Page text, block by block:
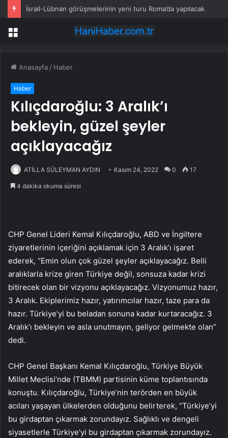
İsrail-Lübnan görüşmelerinin yeni turu Roma’da yapılacak
Menü
Anasayfa / Haber
Haber
Kılıçdaroğlu: 3 Aralık’ı
bekleyin, güzel şeyler
açıklayacağız
ATİLLA SÜLEYMAN AYDIN Kasım 24, 2022 0 17
4 dakika okuma süresi
CHP Genel Lideri Kemal Kılıçdaroğlu, ABD ve İngiltere
ziyaretlerinin içeriğini açıklamak için 3 Aralık’ı işaret
ederek, “Emin olun çok güzel şeyler açıklayacağız. Belli
aralıklarla krize giren Türkiye değil, sonsuza kadar krizi
bitirecek olan bir vizyonu açıklayacağız. Vizyonumuz hazır,
3 Aralık. Ekiplerimiz hazır, yatırımcılar hazır, taze para da
hazır. Türkiye’yi bu beladan sonuna kadar kurtaracağız. 3
Aralık’ı bekleyin ve asla unutmayın, geliyor gelmekte olan”
dedi.
CHP Genel Başkanı Kemal Kılıçdaroğlu, Türkiye Büyük
Millet Meclisi’nde (TBMM) partisinin küme toplantısında
konuştu. Kılıçdaroğlu, Türkiye’nin terörden en büyük
acıları yaşayan ülkelerden olduğunu belirterek, “Türkiye’yi
bu girdaptan çıkarmak zorundayız. Sağlıklı ve dengeli
siyasetlerle Türkiye’yi bu girdaptan çıkarmak zorundayız.